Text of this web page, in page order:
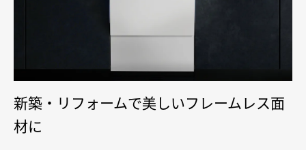
新築・リフォームで美しいフレームレス面
材に